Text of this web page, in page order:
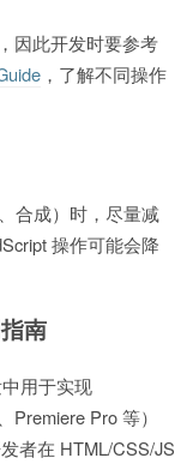
因此开发时要参考
，了解不同操作
合成）时，尽量减
操作可能会降
南
用于实现
Pro 等）
者在 HTML/CSS/JS